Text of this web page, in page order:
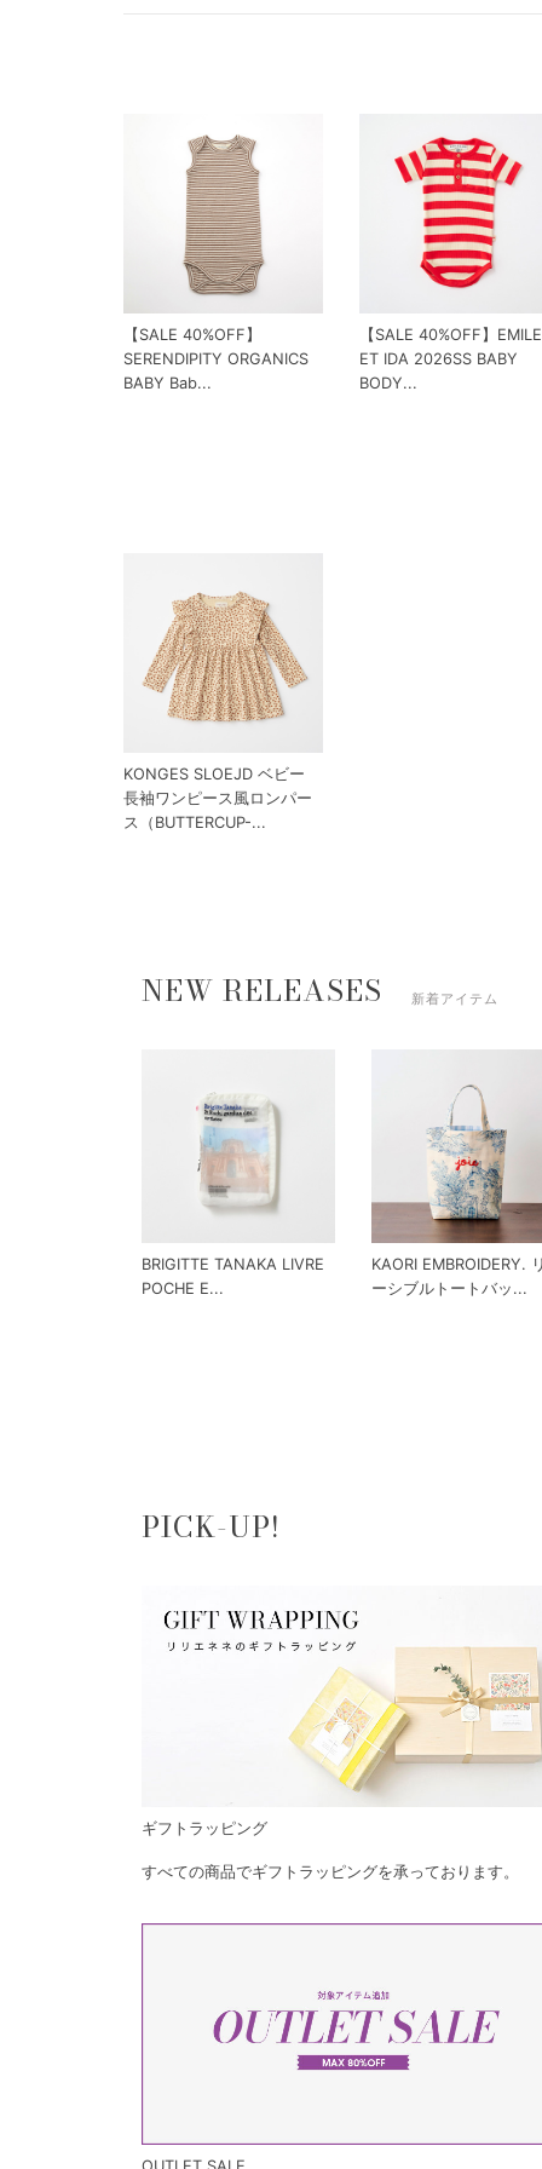
【SALE 40%OFF】
SERENDIPITY ORGANICS
BABY Bab...
【SALE 40%OFF】EMILE
ET IDA 2026SS BABY
BODY...
KONGES SLOEJD ベビー
長袖ワンピース風ロンパー
ス（BUTTERCUP-...
NEW RELEASES 新着アイテム
BRIGITTE TANAKA LIVRE
POCHE E...
KAORI EMBROIDERY.
ーシブルトートバッ...
PICK-UP!
ギフトラッピング
すべての商品でギフトラッピングを承っております。